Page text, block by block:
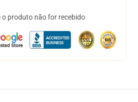
o produto não for recebido